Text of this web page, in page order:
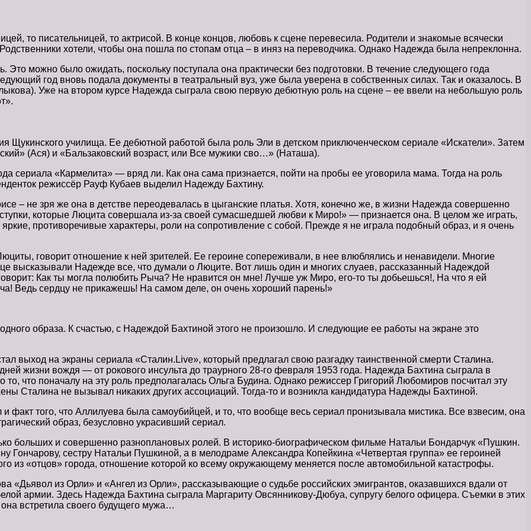
то писательницей, то актрисой. В конце концов, любовь к сцене перевесила. Родители и знакомые всячески
хотели, чтобы она пошла по стопам отца – в иняз на переводчика. Однако Надежда была непреклонна.
можно было ожидать, поскольку поступала она практически без подготовки. В течение следующего года
год вновь подала документы в театральный вуз, уже была уверена в собственных силах. Так и оказалось. В
Уже на втором курсе Надежда сыграла свою первую дебютную роль на сцене – ее ввели на небольшую роль
Щукинского училища. Ее дебютной работой была роль Эли в детском приключенческом сериале «Искатели». Затем
(Ася) и «Бальзаковский возраст, или Все мужики сво…» (Наташа).
сериала «Кармелита» — вряд ли. Как она сама признается, пойти на пробы ее уговорила мама. Тогда на роль
режиссёр Рауф Кубаев выделил Надежду Бахтину.
– не зря же она в детстве переодевалась в цыганские платья. Хотя, конечно же, в жизни Надежда совершенно
которые Люцита совершала из-за своей сумасшедшей любви к Миро!» — признается она. В целом же играть,
противоречивые характеры, роли на сопротивление с собой. Прежде я не играла подобный образ, и я очень
говорит отношение к ней зрителей. Ее героине сопереживали, в нее влюблялись и ненавидели. Многие
высказывали Надежде все, что думали о Люците. Вот лишь один и многих слуаев, рассказанный Надеждой
Как ты могла полюбить Рыча? Не нравится он мне! Лучше уж Миро, его-то ты добьешься!, На что я ей
Ведь сердцу не прикажешь! На самом деле, он очень хороший парень!»
образа. К счастью, с Надеждой Бахтиной этого не произошло. И следующие ее работы на экране это
выход на экраны сериала «Сталин.Live», который предлагал свою разгадку таинственной смерти Сталина.
жизни вождя — от рокового инсульта до траурного 28-го февраля 1953 года. Надежда Бахтина сыграла в
что поначалу на эту роль предполагалась Ольга Будина. Однако режиссер Григорий Любомиров посчитал эту
Сталина не вызывал никаких других ассоциаций. Тогда-то и возникла кандидатура Надежды Бахтиной.
того, что Аллилуева была самоубийцей, и то, что вообще весь сериал пронизывала мистика. Все взвесим, она
образ, безусловно украсивший сериал.
больших и совершенно разноплановых ролей. В историко-биографическом фильме Натальи Бондарчук «Пушкин.
Гончарову, сестру Натальи Пушкиной, а в мелодраме Александра Копейкина «Четвертая группа» ее героиней
из «отцов» города, отношение которой ко всему окружающему меняется после автомобильной катастрофы.
из Орли» и «Ангел из Орли», рассказывающие о судьбе российских эмигрантов, оказавшихся вдали от
армии. Здесь Надежда Бахтина сыграла Маргариту Овсянникову-Дюбуа, супругу белого офицера. Съемки в этих
встретила своего будущего мужа…